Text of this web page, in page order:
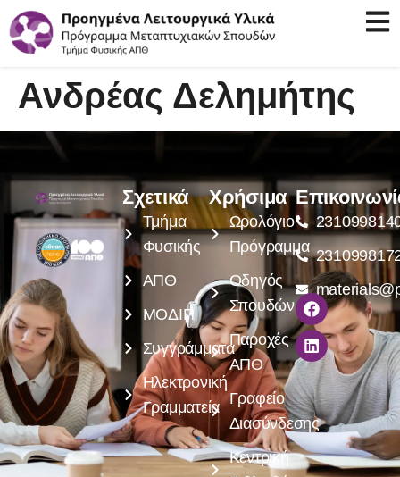
Ανδρέας Δελημήτης
Σχετικά
Τμήμα
Φυσικής
ΑΠΘ
ΜΟΔΙΠ
Συγγράμματα
Ηλεκτρονική
Γραμματεία
Χρήσιμα
Ωρολόγιο
Πρόγραμμα
Οδηγός
Σπουδών
Παροχές
ΑΠΘ
Γραφείο
Διασύνδεσης
Κεντρική